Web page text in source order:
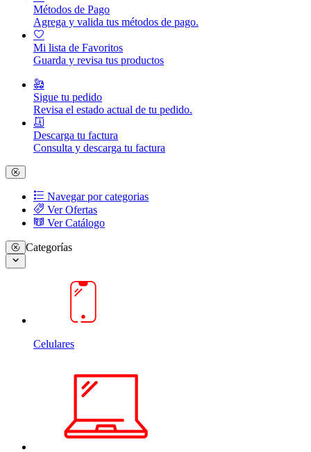
Métodos de Pago
Agrega y valida tus métodos de pago.
Mi lista de Favoritos
Guarda y revisa tus productos
Sigue tu pedido
Revisa el estado actual de tu pedido.
Descarga tu factura
Consulta y descarga tu factura
Navegar por categorias
Ver Ofertas
Ver Catálogo
Categorías
Celulares